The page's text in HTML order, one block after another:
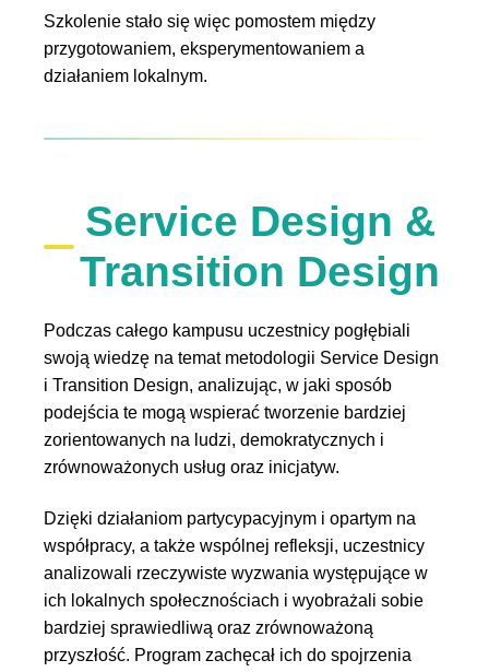
Szkolenie stało się więc pomostem między
przygotowaniem, eksperymentowaniem a
działaniem lokalnym.
Service Design &
Transition Design
Podczas całego kampusu uczestnicy pogłębiali
swoją wiedzę na temat metodologii Service Design
i Transition Design, analizując, w jaki sposób
podejścia te mogą wspierać tworzenie bardziej
zorientowanych na ludzi, demokratycznych i
zrównoważonych usług oraz inicjatyw.
Dzięki działaniom partycypacyjnym i opartym na
współpracy, a także wspólnej refleksji, uczestnicy
analizowali rzeczywiste wyzwania występujące w
ich lokalnych społecznościach i wyobrażali sobie
bardziej sprawiedliwą oraz zrównoważoną
przyszłość. Program zachęcał ich do spojrzenia